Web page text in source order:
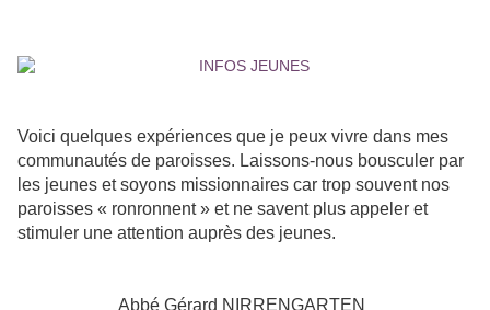
Voici quelques expériences que je peux vivre dans mes
communautés de paroisses. Laissons-nous bousculer par
les jeunes et soyons missionnaires car trop souvent nos
paroisses « ronronnent » et ne savent plus appeler et
stimuler une attention auprès des jeunes.
Abbé Gérard NIRRENGARTEN